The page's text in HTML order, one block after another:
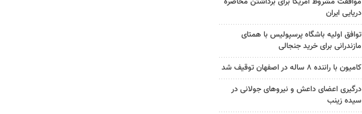
دریایی ایران
توافق اولیه باشگاه پرسپولیس با همتای
مازندرانی برای خرید جنجالی
کامیون با راننده ۸ ساله در اصفهان توقیف شد
درگیری اعضای داعش و نیروهای جولانی در
سیده زینب